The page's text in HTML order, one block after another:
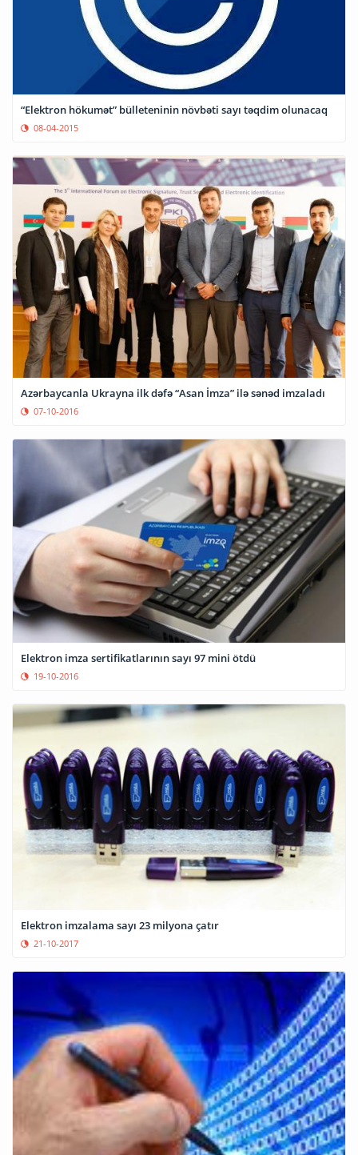
“Elektron hökumət” bülleteninin növbəti sayı təqdim olunacaq
08-04-2015
Azərbaycanla Ukrayna ilk dəfə “Asan İmza” ilə sənəd imzaladı
07-10-2016
Elektron imza sertifikatlarının sayı 97 mini ötdü
19-10-2016
Elektron imzalama sayı 23 milyona çatır
21-10-2017